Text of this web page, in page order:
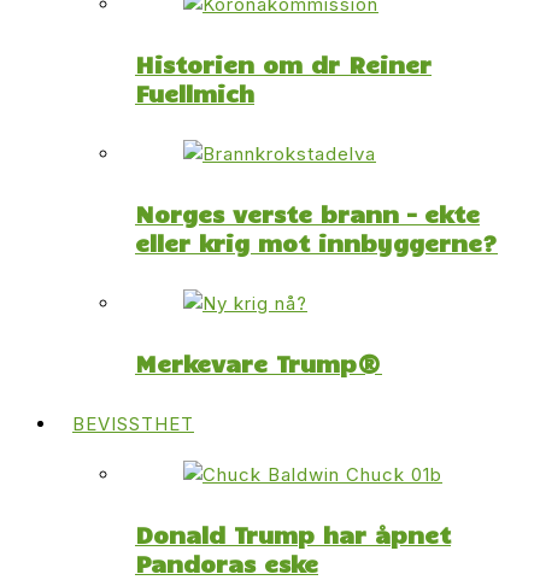
Historien om dr Reiner
Fuellmich
Norges verste brann – ekte
eller krig mot innbyggerne?
Merkevare Trump®
BEVISSTHET
Donald Trump har åpnet
Pandoras eske